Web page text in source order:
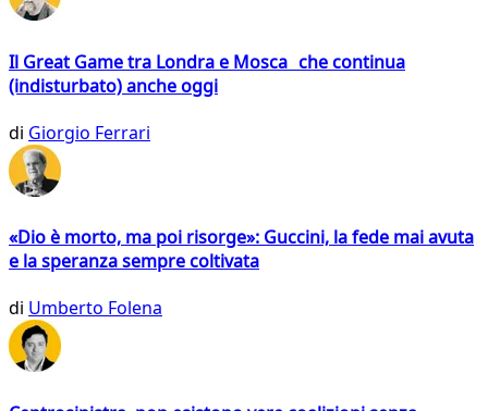
Il Great Game tra Londra e Mosca che continua
(indisturbato) anche oggi
di Giorgio Ferrari
«Dio è morto, ma poi risorge»: Guccini, la fede mai avuta
e la speranza sempre coltivata
di Umberto Folena